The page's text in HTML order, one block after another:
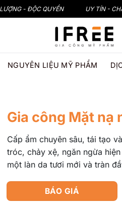
- ĐỘC QUYỀN UY TÍN -
NGUYÊN LIỆU MỸ PHẨM
Gia công Mặt nạ
Cấp ẩm chuyên sâu, tái tạo
tróc, chảy xệ, ngăn ngừa
một làn da tươi mới và tràn
BÁO GIÁ